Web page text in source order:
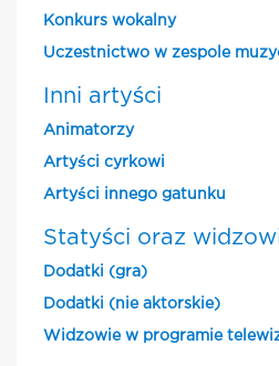
Konkurs wokalny
Uczestnictwo w zespole
Inni artyści
Animatorzy
Artyści cyrkowi
Artyści innego gatunku
Statyści oraz
Dodatki (gra)
Dodatki (nie aktorskie)
Widzowie w programie